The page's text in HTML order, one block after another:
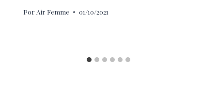
Por Air Femme 01/10/2021